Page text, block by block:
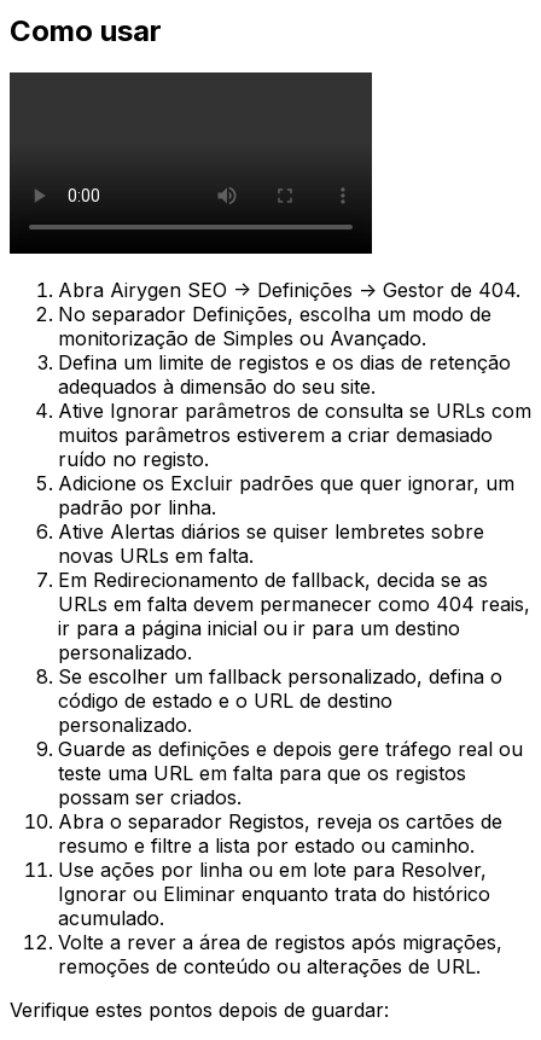
Como usar
Abra Airygen SEO -> Definições -> Gestor de 404.
No separador Definições, escolha um modo de
monitorização de Simples ou Avançado.
Defina um limite de registos e os dias de retenção
adequados à dimensão do seu site.
Ative Ignorar parâmetros de consulta se URLs com
muitos parâmetros estiverem a criar demasiado
ruído no registo.
Adicione os Excluir padrões que quer ignorar, um
padrão por linha.
Ative Alertas diários se quiser lembretes sobre
novas URLs em falta.
Em Redirecionamento de fallback, decida se as
URLs em falta devem permanecer como 404 reais,
ir para a página inicial ou ir para um destino
personalizado.
Se escolher um fallback personalizado, defina o
código de estado e o URL de destino
personalizado.
Guarde as definições e depois gere tráfego real ou
teste uma URL em falta para que os registos
possam ser criados.
Abra o separador Registos, reveja os cartões de
resumo e filtre a lista por estado ou caminho.
Use ações por linha ou em lote para Resolver,
Ignorar ou Eliminar enquanto trata do histórico
acumulado.
Volte a rever a área de registos após migrações,
remoções de conteúdo ou alterações de URL.
Verifique estes pontos depois de guardar: